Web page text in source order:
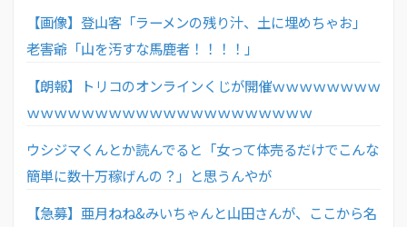
【画像】登山客「ラーメンの残り汁、土に埋めちゃお」
老害爺「山を汚すな馬鹿者！！！！」
【朗報】トリコのオンラインくじが開催ｗｗｗｗｗｗｗｗ
ｗｗｗｗｗｗｗｗｗｗｗｗｗｗｗｗｗｗｗｗｗ
ウシジマくんとか読んでると「女って体売るだけでこんな
簡単に数十万稼げんの？」と思うんやが
【急募】亜月ねね&みいちゃんと山田さんが、ここから名